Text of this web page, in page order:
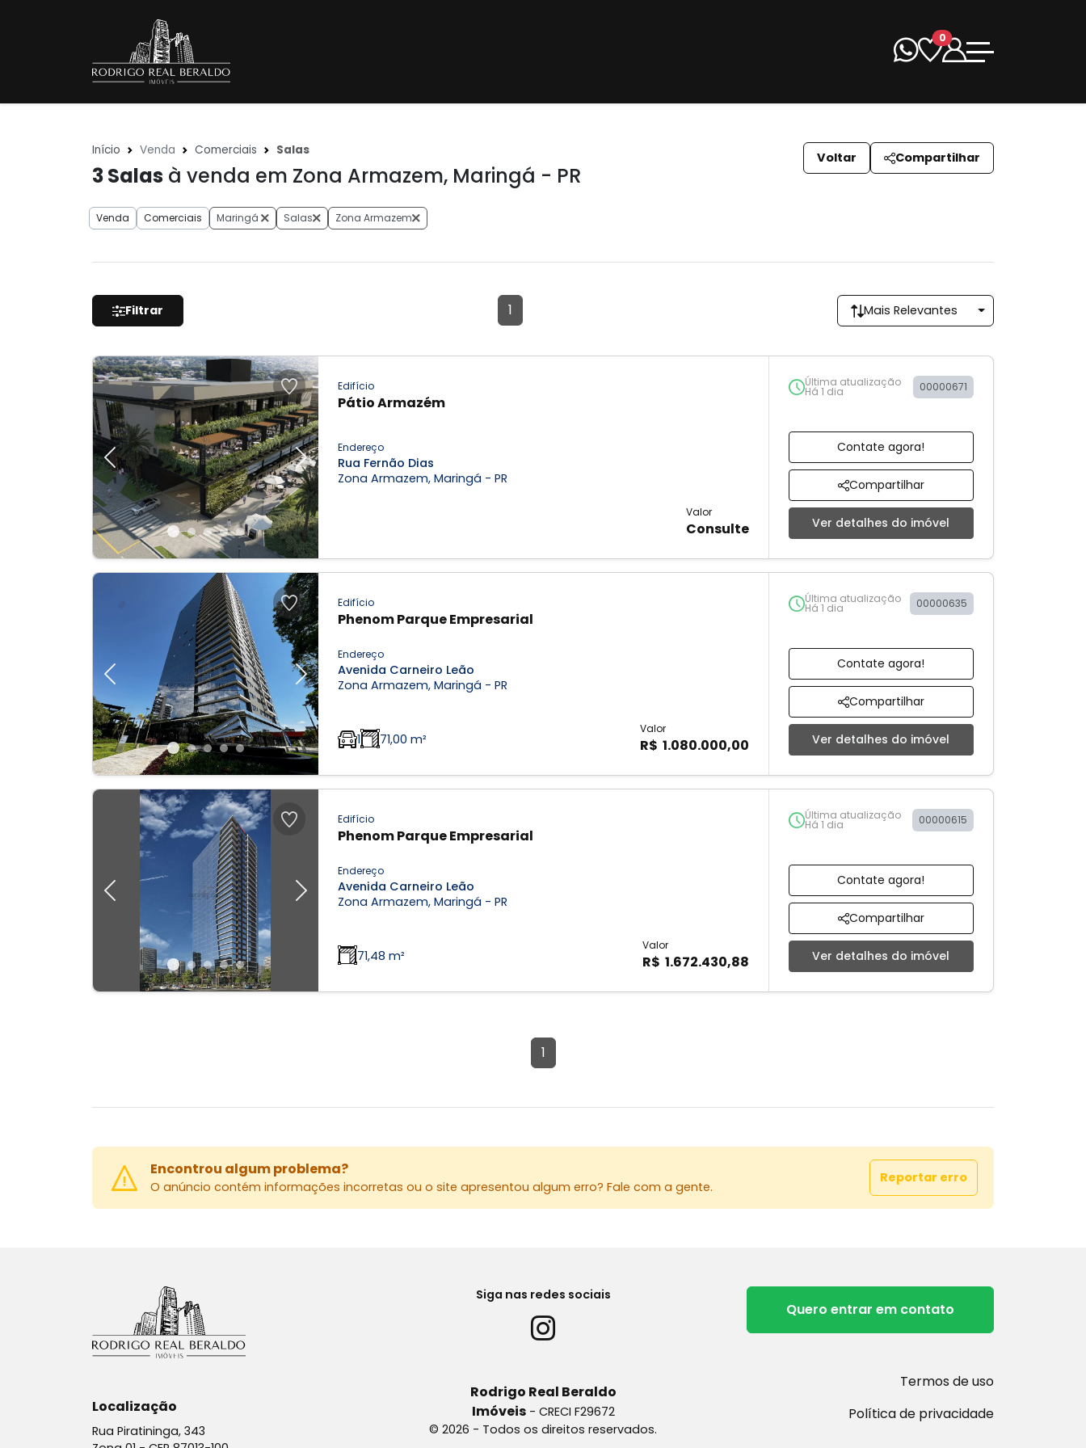
0
Início Venda Comerciais Salas
3Salas à venda em Zona Armazem, Maringá - PR
Voltar Compartilhar
Venda Comerciais Maringá Salas Zona Armazem
Filtrar 1 Mais Relevantes
Previous Next
Edifício
Pátio Armazém
Endereço
Rua Fernão Dias
Zona Armazem, Maringá - PR
Valor
Consulte
Última atualização
Há 1 dia 00000671
Contate agora!
Compartilhar
Ver detalhes do imóvel
Previous Next
Edifício
Phenom Parque Empresarial
Endereço
Avenida Carneiro Leão
Zona Armazem, Maringá - PR
1 71,00 m²
Valor
R$ 1.080.000,00
Última atualização
Há 1 dia 00000635
Contate agora!
Compartilhar
Ver detalhes do imóvel
Previous Next
Edifício
Phenom Parque Empresarial
Endereço
Avenida Carneiro Leão
Zona Armazem, Maringá - PR
71,48 m²
Valor
R$ 1.672.430,88
Última atualização
Há 1 dia 00000615
Contate agora!
Compartilhar
Ver detalhes do imóvel
1
Encontrou algum problema?
O anúncio contém informações incorretas ou o site apresentou algum erro? Fale com a gente.
Reportar erro
Localização
Rua Piratininga, 343
Siga nas redes sociais
Rodrigo Real Beraldo
Imóveis- CRECI F29672
© 2026 - Todos os direitos reservados.
Quero entrar em contato
Termos de uso
Política de privacidade